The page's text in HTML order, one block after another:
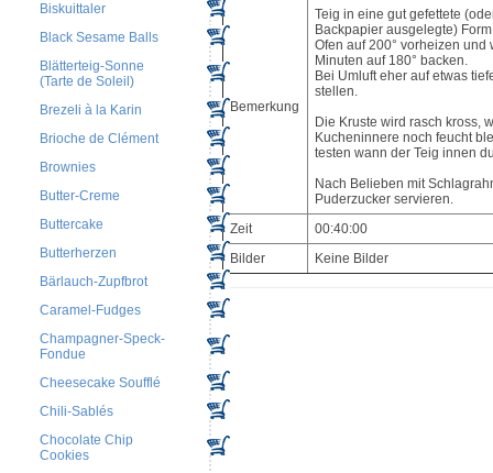
Biskuittaler
Black Sesame Balls
Blätterteig-Sonne
(Tarte de Soleil)
Brezeli à la Karin
Brioche de Clément
Brownies
Butter-Creme
Buttercake
Butterherzen
Bärlauch-Zupfbrot
Caramel-Fudges
Champagner-Speck-
Fondue
Cheesecake Soufflé
Chili-Sablés
Chocolate Chip
Cookies
Bemerkung
Teig in eine gut gefettete
Backpapier ausgelegte)
Ofen auf 200° vorheizen und
Minuten auf 180° backen.
Bei Umluft eher auf etwas
stellen.
Die Kruste wird rasch kross,
Kucheninnere noch feucht
testen wann der Teig innen
Nach Belieben mit
Puderzucker servieren.
Zeit
00:40:00
Bilder
Keine Bilder